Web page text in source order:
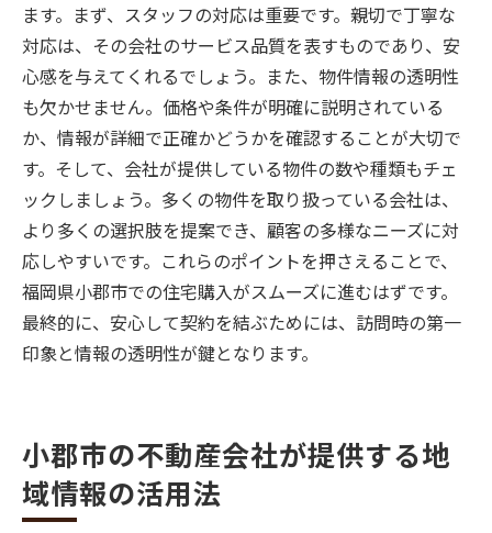
ます。まず、スタッフの対応は重要です。親切で丁寧な
対応は、その会社のサービス品質を表すものであり、安
心感を与えてくれるでしょう。また、物件情報の透明性
も欠かせません。価格や条件が明確に説明されている
か、情報が詳細で正確かどうかを確認することが大切で
す。そして、会社が提供している物件の数や種類もチェ
ックしましょう。多くの物件を取り扱っている会社は、
より多くの選択肢を提案でき、顧客の多様なニーズに対
応しやすいです。これらのポイントを押さえることで、
福岡県小郡市での住宅購入がスムーズに進むはずです。
最終的に、安心して契約を結ぶためには、訪問時の第一
印象と情報の透明性が鍵となります。
小郡市の不動産会社が提供する地
域情報の活用法